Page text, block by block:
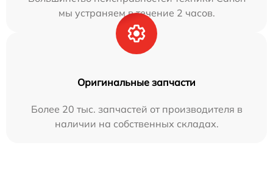
мы устраняем в течение 2 часов.
Оригинальные запчасти
Более 20 тыс. запчастей от производителя в
наличии на собственных складах.